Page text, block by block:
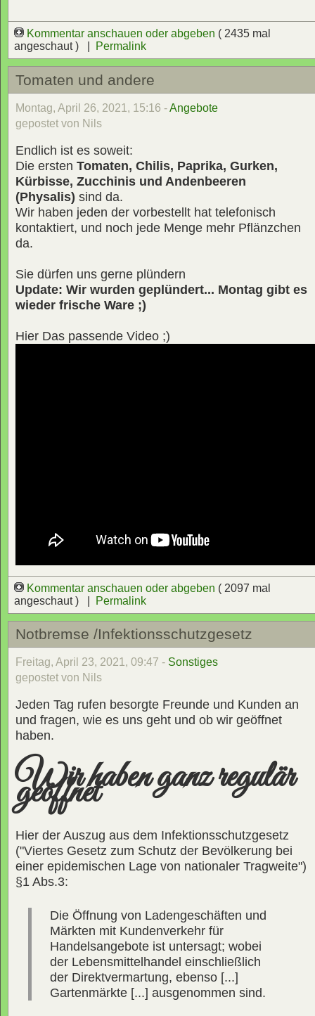
Kommentar anschauen oder abgeben ( 2435 mal
angeschaut ) |
Permalink
Tomaten und andere
Montag, April 26, 2021, 15:16 -Angebote
gepostet von Nils
Endlich ist es soweit:
Die ersten Tomaten, Chilis, Paprika, Gurken,
Kürbisse, Zucchinis und Andenbeeren
(Physalis) sind da.
Wir haben jeden der vorbestellt hat telefonisch
kontaktiert, und noch jede Menge mehr Pflänzchen
da.
Sie dürfen uns gerne plündern
Update: Wir wurden geplündert... Montag gibt es
wieder frische Ware ;)
Hier Das passende Video ;)
Kommentar anschauen oder abgeben ( 2097 mal
angeschaut ) |
Permalink
Notbremse /Infektionsschutzgesetz
Freitag, April 23, 2021, 09:47 - Sonstiges
gepostet von Nils
Jeden Tag rufen besorgte Freunde und Kunden an
und fragen, wie es uns geht und ob wir geöffnet
haben.
Wir haben ganz regulär
geöffnet
Hier der Auszug aus dem Infektionsschutzgesetz
("Viertes Gesetz zum Schutz der Bevölkerung bei
einer epidemischen Lage von nationaler Tragweite")
§1 Abs.3:
Die Öffnung von Ladengeschäften und
Märkten mit Kundenverkehr für
Handelsangebote ist untersagt; wobei
der Lebensmittelhandel einschließlich
der Direktvermartung, ebenso [...]
Gartenmärkte [...] ausgenommen sind.